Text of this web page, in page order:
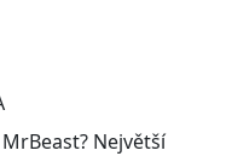
Největší